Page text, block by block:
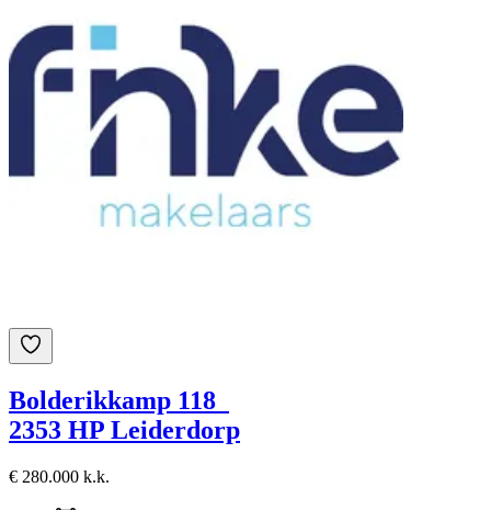
Bolderikkamp 118
2353 HP Leiderdorp
€ 280.000 k.k.